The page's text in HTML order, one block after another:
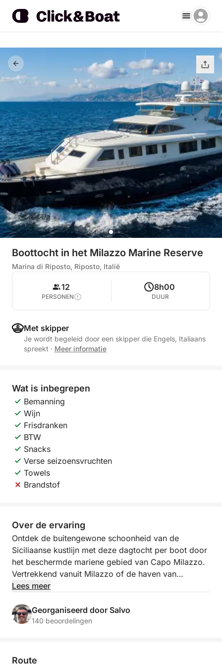
Boottocht in het Milazzo Marine Reserve
Marina di Riposto, Riposto, Italië
12
PERSONEN
8h00
DUUR
Met skipper
Je wordt begeleid door een skipper die Engels, Italiaans
spreekt · Meer informatie
Wat is inbegrepen
Bemanning
Wijn
Frisdranken
BTW
Snacks
Verse seizoensvruchten
Towels
Brandstof
Over de ervaring
Ontdek de buitengewone schoonheid van de
Siciliaanse kustlijn met deze dagtocht per boot door
het beschermde mariene gebied van Capo Milazzo.
Vertrekkend vanuit Milazzo of de haven van
Poseidon, biedt deze cruise een unieke kans om
kristalhelder water te verkennen langs een van de
meest pittoreske kuststroken van het eiland.
di Mare vaart, langs de spectaculaire kliffen van
Lees meer
Georganiseerd door Salvo
140 beoordelingen
Route